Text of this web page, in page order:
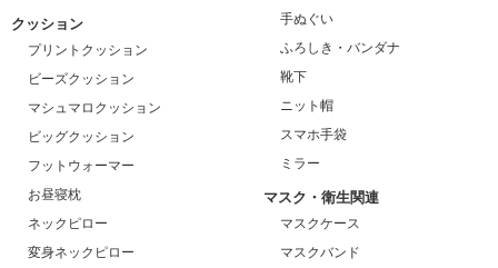
クッション
プリントクッション
ビーズクッション
マシュマロクッション
ビッグクッション
フットウォーマー
お昼寝枕
ネックピロー
変身ネックピロー
手ぬぐい
ふろしき・バンダナ
靴下
ニット帽
スマホ手袋
ミラー
マスク・衛生関連
マスクケース
マスクバンド